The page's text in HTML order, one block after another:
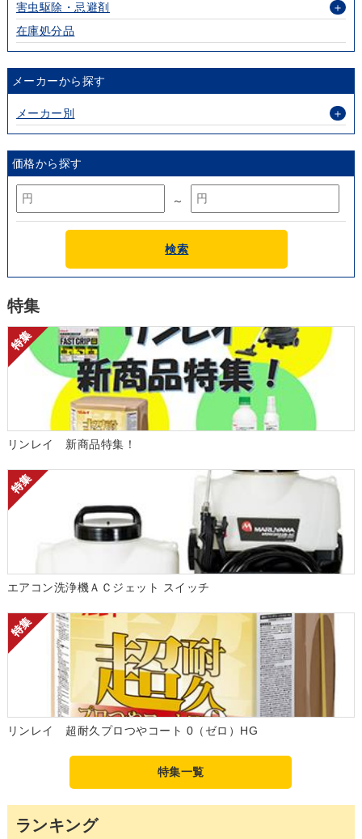
害虫駆除・忌避剤
＋
在庫処分品
メーカーから探す
メーカー別 ＋
価格から探す
～
検索
特集
リンレイ 新商品特集！
エアコン洗浄機ＡＣジェット スイッチ
リンレイ 超耐久プロつやコート 0（ゼロ）HG
特集一覧
ランキング